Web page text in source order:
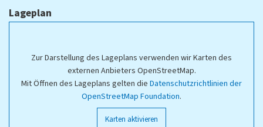
Lageplan
Zur Darstellung des Lageplans verwenden wir Karten des
externen Anbieters OpenStreetMap.
Mit Öffnen des Lageplans gelten die Datenschutzrichtlinien der
OpenStreetMap Foundation.
Karten aktivieren